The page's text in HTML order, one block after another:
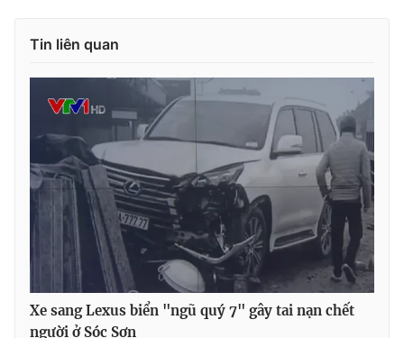
Theo dõi báo trên
Cơ quan chủ quản:
Đài Truyền hình Việt Nam
Cơ quan báo chí:Thời báo VTV
Giấy phép hoạt động báo in và báo điện tử số 483/GP-BTTTT
cấp ngày 29/12/2023
Tổng Biên tập: Vũ Thanh Thủy
Phó Tổng Biên tập:
Nguyễn Thị Mỹ Hạnh, Phạm Quốc Thắng,
Nguyễn Trọng Ninh
Tổng đài VTV: 024.38 355 931 - 024.38 355 932
Tin liên quan
Xe sang Lexus biển "ngũ quý 7" gây tai nạn chết
người ở Sóc Sơn